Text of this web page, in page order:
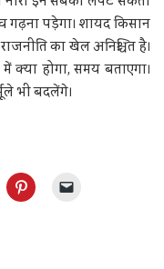
गढ़ना पड़ेगा। शायद किसान
का खेल अनिश्चित है।
क्या होगा, समय बताएगा।
भी बदलेंगे।